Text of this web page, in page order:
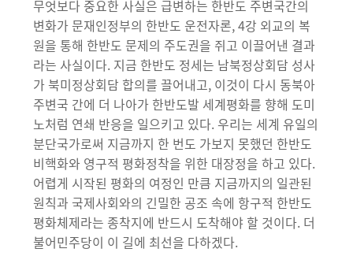
무엇보다 중요한 사실은 급변하는 한반도 주변국간의
변화가 문재인정부의 한반도 운전자론, 4강 외교의 복
원을 통해 한반도 문제의 주도권을 쥐고 이끌어낸 결과
라는 사실이다. 지금 한반도 정세는 남북정상회담 성사
가 북미정상회담 합의를 끌어내고, 이것이 다시 동북아
주변국 간에 더 나아가 한반도발 세계평화를 향해 도미
노처럼 연쇄 반응을 일으키고 있다. 우리는 세계 유일의
분단국가로써 지금까지 한 번도 가보지 못했던 한반도
비핵화와 영구적 평화정착을 위한 대장정을 하고 있다.
어렵게 시작된 평화의 여정인 만큼 지금까지의 일관된
원칙과 국제사회와의 긴밀한 공조 속에 항구적 한반도
평화체제라는 종착지에 반드시 도착해야 할 것이다. 더
불어민주당이 이 길에 최선을 다하겠다.